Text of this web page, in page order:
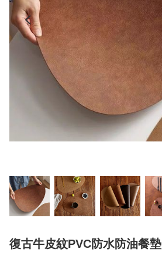
復古牛皮紋PVC防水防油餐墊